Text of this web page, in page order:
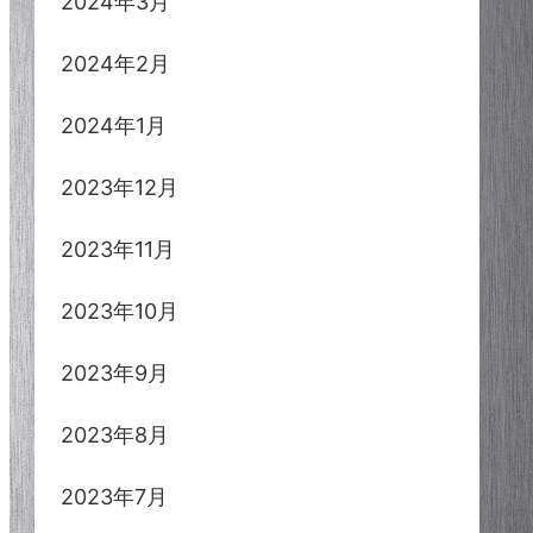
2024年2月
2024年1月
2023年12月
2023年11月
2023年10月
2023年9月
2023年8月
2023年7月